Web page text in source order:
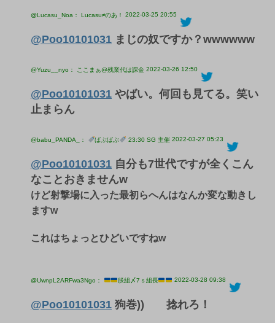
@Lucasu_Noa： Lucasu≠のあ！ 2022-03-25 20:55
@Poo10101031 まじの奴ですか？wwwwww
@Yuzu__nyo： ここまぁ@残業代は課金 2022-03-26 12:50
@Poo10101031 やばい。何回も見てる。笑い
止まらん
@babu_PANDA_： ばぶばぶ 23:30 SG 主催 2022-03-27 05:23
@Poo10101031 自分も7世代ですが全くこん
なことおきませんw
けど射撃場に入った最初らへんはなんか変な動きし
ますw
これはちょっとひどいですねw
@UwnpL2ARFwa3Ngo： 朕組〆7ｓ組長 2022-03-28 09:38
@Poo10101031 狗巻)) 捻れろ！